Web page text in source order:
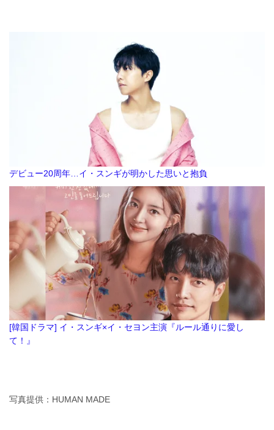
デビュー20周年…イ・スンギが明かした思いと抱負
[韓国ドラマ] イ・スンギ×イ・セヨン主演『ルール通りに愛し
て！』
写真提供：HUMAN MADE